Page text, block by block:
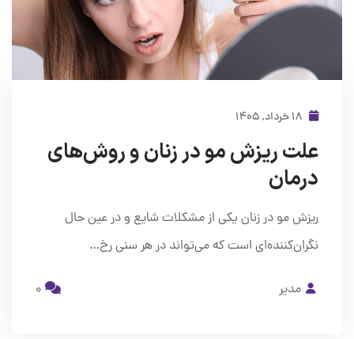
علت ریزش مو در زنان و روش‌های
درمان
ریزش مو در زنان یکی از مشکلات شایع و در عین حال
نگران‌کننده‌ای است که می‌تواند در هر سنی رخ…
مدیر